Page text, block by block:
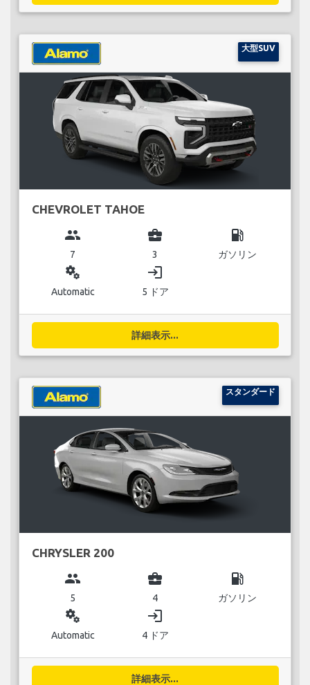
大型SUV
CHEVROLET TAHOE
group
7
business_center
3
local_gas_station
ガソリン
miscellaneous_services
Automatic
login
5 ドア
詳細表示...
スタンダード
CHRYSLER 200
group
5
business_center
4
local_gas_station
ガソリン
miscellaneous_services
Automatic
login
4 ドア
詳細表示...